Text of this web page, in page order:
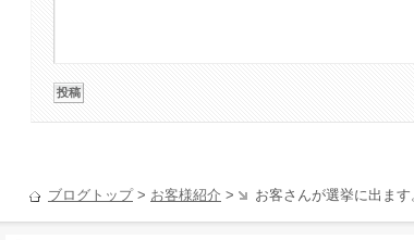
ブログトップ> お客様紹介 > お客さんが選挙に出ます